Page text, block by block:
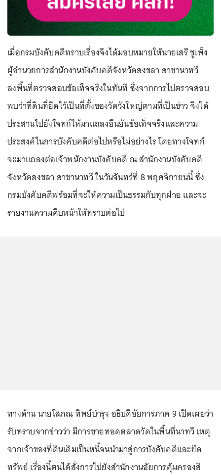
เมื่อกรมบังคับคดีทราบเรื่องจึงได้มอบหมายให้นายเสรี ชูเพ็ง
ผู้อำนวยการสำนักงานบังคับคดีจังหวัดสงขลา สาขานาทวี
ลงพื้นที่ตรวจสอบข้อเท็จจริงในทันที ซึ่งจากการไปตรวจสอบ
พบว่าที่ดินที่ยึดไว้เป็นที่ตั้งของวัดวังใหญ่ตามที่เป็นข่าว จึงได้
ประสานไปยังโจทก์ให้มาแถลงยืนยันข้อเท็จจริงและความ
ประสงค์ในการบังคับคดีต่อไปหรือไม่อย่างไร โดยทางโจทก์
จะมาแถลงต่อเจ้าพนักงานบังคับคดี ณ สำนักงานบังคับคดี
จังหวัดสงขลา สาขานาทวี ในวันจันทร์ที่ 8 พฤศจิกายนนี้ ซึ่ง
กรมบังคับคดีพร้อมที่จะให้ความเป็นธรรมกับทุกฝ่าย และจะ
รายงานความคืบหน้าให้ทราบต่อไป
ทางด้าน นายโสภณ ทิพย์บำรุง อธิบดีอัยการภาค 9 เปิดเผยว่า
รับทราบจากข่าวว่า มีการขายทอดตลาดวัดในพื้นที่นาทวี เหตุ
จากเจ้าของที่ดินเดิมเป็นหนี้จนนำมาสู่การบังคับคดีและยึด
ทรัพย์ เรื่องนี้ตนได้สั่งการไปยังสำนักงานอัยการคุ้มครองสิ